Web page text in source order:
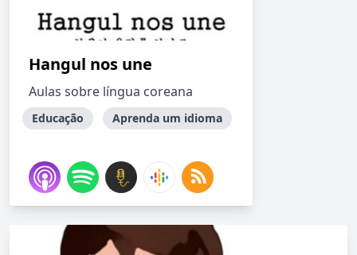
Hangul nos une
Aulas sobre língua coreana
Educação Aprenda um idioma